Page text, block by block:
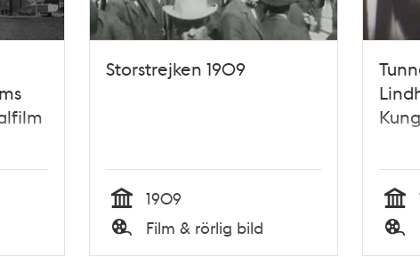
Storstrejken 1909
Tid
1909
Typ
Film & rörlig bild Tid
Typ